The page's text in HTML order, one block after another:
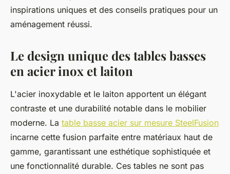
inspirations uniques et des conseils pratiques pour un
aménagement réussi.
Le design unique des tables basses
en acier inox et laiton
L'acier inoxydable et le laiton apportent un élégant
contraste et une durabilité notable dans le mobilier
moderne. La table basse acier sur mesure SteelFusion
incarne cette fusion parfaite entre matériaux haut de
gamme, garantissant une esthétique sophistiquée et
une fonctionnalité durable. Ces tables ne sont pas